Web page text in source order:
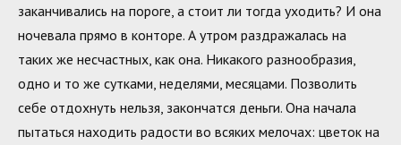
заканчивались на пороге, а стоит ли тогда уходить? И она
ночевала прямо в конторе. А утром раздражалась на
таких же несчастных, как она. Никакого разнообразия,
одно и то же сутками, неделями, месяцами. Позволить
себе отдохнуть нельзя, закончатся деньги. Она начала
пытаться находить радости во всяких мелочах: цветок на